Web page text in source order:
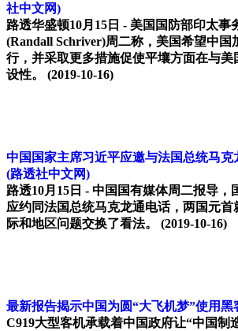
社中文网)
路透华盛顿10月15日 - 美国国防部印太事
(Randall Schriver)周二称，美国希望中国
行，并采取更多措施促使平壤方面在与美
设性。
(2019-10-16)
中国国家主席习近平应邀与法国总统马克
(路透社中文网)
路透10月15日 - 中国国有媒体周二报导，
应约同法国总统马克龙通电话，两国元首
际和地区问题交换了看法。
(2019-10-16)
最新报告揭示中国为圆“大飞机梦”使用黑
C919大型客机承载着中国政府让“中国制